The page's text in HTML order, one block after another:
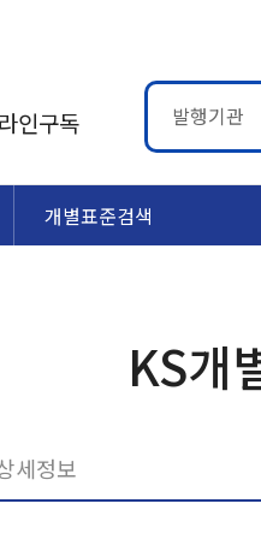
인구독 발행기관
개별표준검색
KS개
세정보